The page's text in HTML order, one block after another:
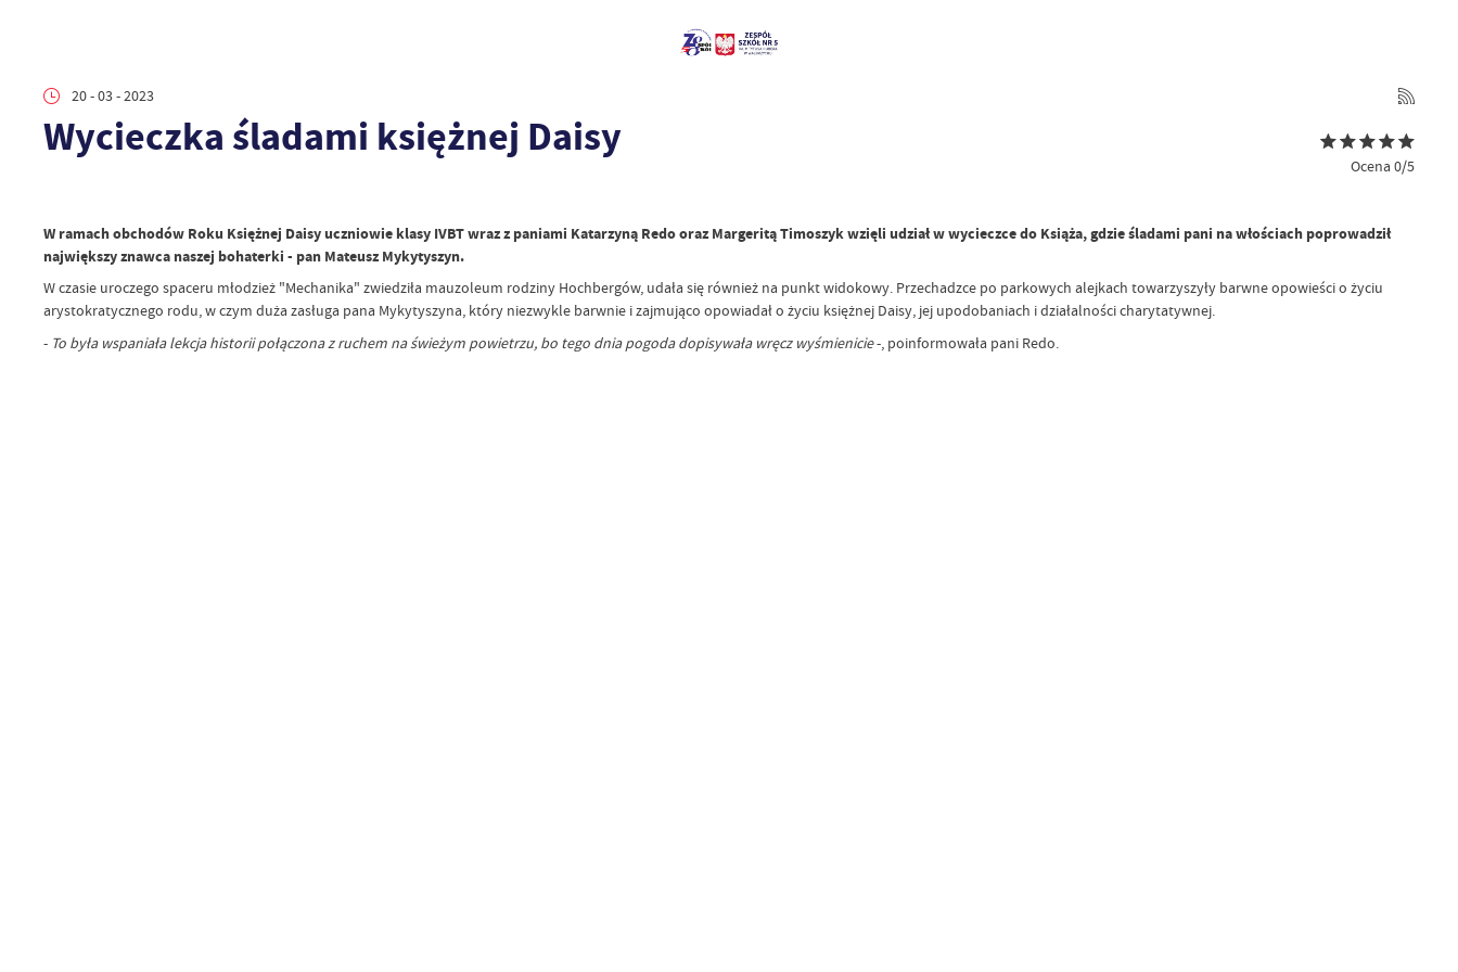
20 - 03 - 2023
Wycieczka śladami księżnej Daisy
Ocena 0/5
W ramach obchodów Roku Księżnej Daisy uczniowie klasy IVBT wraz z paniami Katarzyną Redo oraz Margeritą Timoszyk wzięli udział w wycieczce do Książa, gdzie śladami pani na włościach poprowadził
największy znawca naszej bohaterki - pan Mateusz Mykytyszyn.
W czasie uroczego spaceru młodzież "Mechanika" zwiedziła mauzoleum rodziny Hochbergów, udała się również na punkt widokowy. Przechadzce po parkowych alejkach towarzyszyły barwne opowieści o życiu
arystokratycznego rodu, w czym duża zasługa pana Mykytyszyna, który niezwykle barwnie i zajmująco opowiadał o życiu księżnej Daisy, jej upodobaniach i działalności charytatywnej.
- To była wspaniała lekcja historii połączona z ruchem na świeżym powietrzu, bo tego dnia pogoda dopisywała wręcz wyśmienicie-, poinformowała pani Redo.